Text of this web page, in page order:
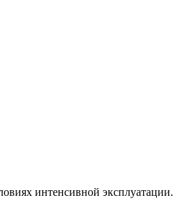
интенсивной эксплуатации.